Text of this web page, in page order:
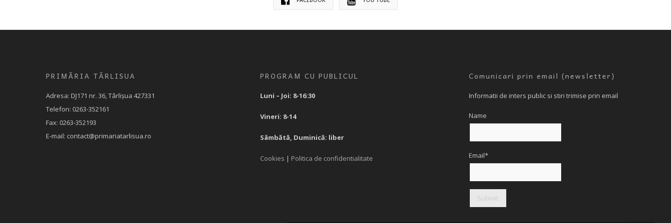
PRIMĂRIA TÂRLISUA
Adresa: DJ171 nr. 36, Târlișua 427331
Telefon: 0263-352161
Fax: 0263-352193
E-mail: contact@primariatarlisua.ro
PROGRAM CU PUBLICUL
Luni – Joi: 8-16:30
Vineri: 8-14
Sâmbătă, Duminică: liber
Cookies | Politica de confidentialitate
Comunicari prin email (newsletter)
Informatii de inters public si stiri trimise prin email
Name
Email*